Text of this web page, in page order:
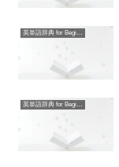
英単語辞典 for Beginners
英単語辞典 for Beginners